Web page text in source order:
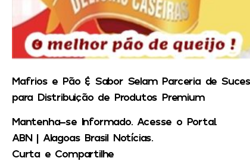
Mafrios e Pão & Sabor Selam Parceria de
para Distribuição de Produtos Premium
Mantenha-se Informado. Acesse o Portal.
ABN | Alagoas Brasil Notícias.
Curta e Compartilhe